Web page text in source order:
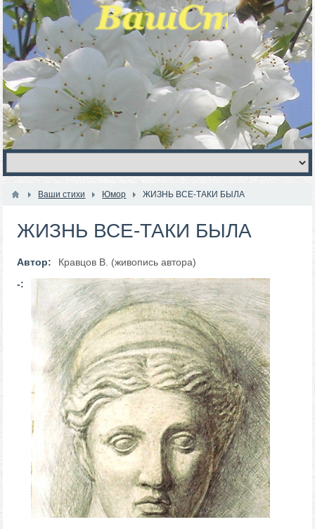
Ваши стихи Юмор ЖИЗНЬ ВСЕ-ТАКИ БЫЛА
ЖИЗНЬ ВСЕ-ТАКИ БЫЛА
Автор:
Кравцов В. (живопись автора)
-: